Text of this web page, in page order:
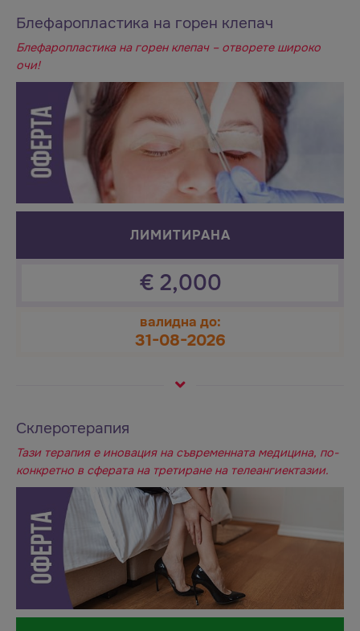
Блефаропластика на горен клепач
Блефаропластика на горен клепач – отворете широко
очи!
ЛИМИТИРАНА
€ 2,000
валидна до:
31-08-2026
Склеротерапия
Тази терапия е иновация на съвременната медицина, по-
конкретно в сферата на третиране на телеангиектазии.